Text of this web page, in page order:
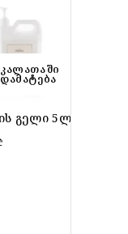
ᲙᲐᲚᲐᲗᲐᲨᲘ
ᲓᲐᲛᲐᲢᲔᲑᲐ
გელი 5ლ